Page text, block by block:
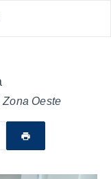
Zona Oeste